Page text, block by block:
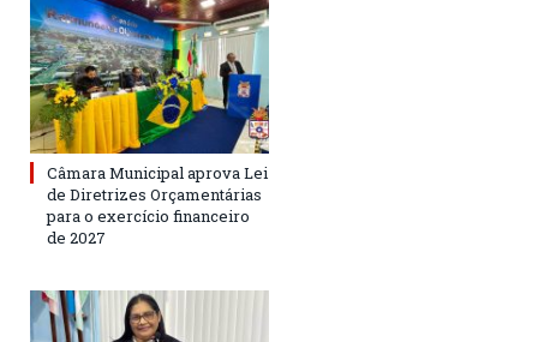
Câmara Municipal aprova Lei
de Diretrizes Orçamentárias
para o exercício financeiro
de 2027